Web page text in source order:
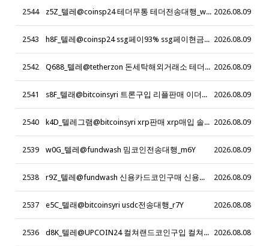
2544 z5Z_텔레@coinsp24 테더무통 테더전송대행_w0Y 2026.08.09
2543 h8F_텔레@coinsp24 ssg페이93% ssg페이현금화93%_y2E 2026.08.09
2542 Q688_텔레@tetherzon 돈세탁해외거래소 테더원화환전 돈세탁최저수수료 코인돈세탁 해외돈세탁 해외자금 세탁재테크 2026.08.09
2541 s8F_텔래@bitcoinsyri 트론구입 리플판매 이더리움 판매_z9K 2026.08.09
2540 k4D_텔레그램@bitcoinsyri xrp판매 xrp매입 솔라나매입 솔라나판매 솔라나현금화 sol현금화 리플현금화 리플코인판매 파이코인판매_g6R 2026.08.09
2539 w0G_텔레@fundwash 밈코인전송대행_m6Y 2026.08.09
2538 r9Z_텔레@fundwash 신용카드코인구매 신용카드코인대행_d3N 2026.08.09
2537 e5C_텔래@bitcoinsyri usdc전송대행_r7Y 2026.08.08
2536 d8K_텔레@UPCOIN24 컬쳐랜드코인구입 컬쳐랜드매입_a5B 2026.08.08